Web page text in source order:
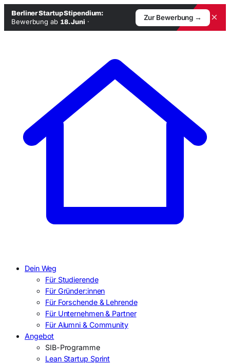
Berliner Startup Stipendium:
Bewerbung ab 18. Juni ·
Zur Bewerbung → ×
Dein Weg
Für Studierende
Für Gründer:innen
Für Forschende & Lehrende
Für Unternehmen & Partner
Für Alumni & Community
Angebot
SIB-Programme
Lean Startup Sprint